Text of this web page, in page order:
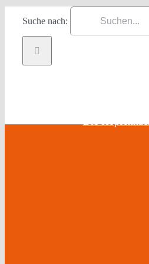
Zum Inhalt springen
Suche nach:
Die